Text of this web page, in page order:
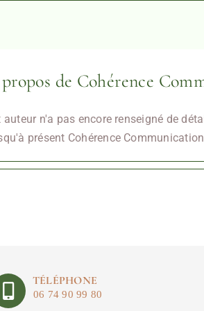
de Cohérence
auteur n'a pas encore renseigné de
présent Cohérence
TÉLÉPHONE
06 74 90 99 80